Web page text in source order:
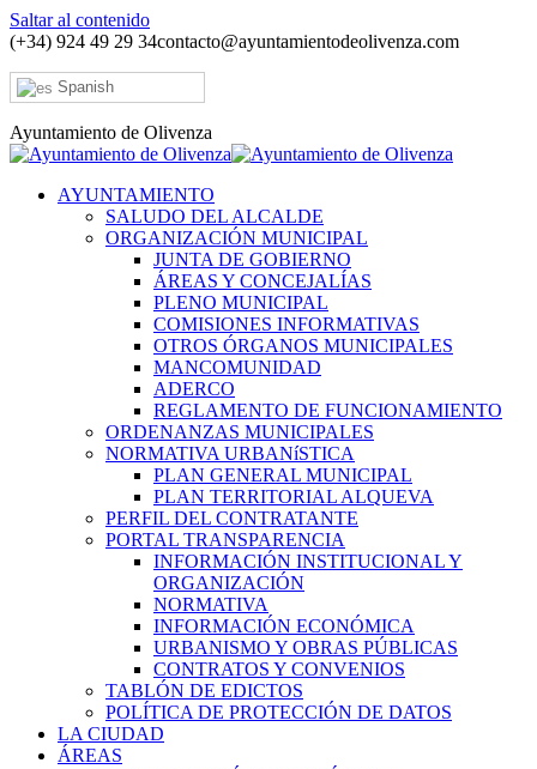
Saltar al contenido
(+34) 924 49 29 34contacto@ayuntamientodeolivenza.com
Spanish
Ayuntamiento de Olivenza
AYUNTAMIENTO
SALUDO DEL ALCALDE
ORGANIZACIÓN MUNICIPAL
JUNTA DE GOBIERNO
ÁREAS Y CONCEJALÍAS
PLENO MUNICIPAL
COMISIONES INFORMATIVAS
OTROS ÓRGANOS MUNICIPALES
MANCOMUNIDAD
ADERCO
REGLAMENTO DE FUNCIONAMIENTO
ORDENANZAS MUNICIPALES
NORMATIVA URBANíSTICA
PLAN GENERAL MUNICIPAL
PLAN TERRITORIAL ALQUEVA
PERFIL DEL CONTRATANTE
PORTAL TRANSPARENCIA
INFORMACIÓN INSTITUCIONAL Y
ORGANIZACIÓN
NORMATIVA
INFORMACIÓN ECONÓMICA
URBANISMO Y OBRAS PÚBLICAS
CONTRATOS Y CONVENIOS
TABLÓN DE EDICTOS
POLÍTICA DE PROTECCIÓN DE DATOS
LA CIUDAD
ÁREAS